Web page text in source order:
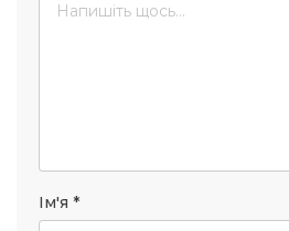
Ім'я *